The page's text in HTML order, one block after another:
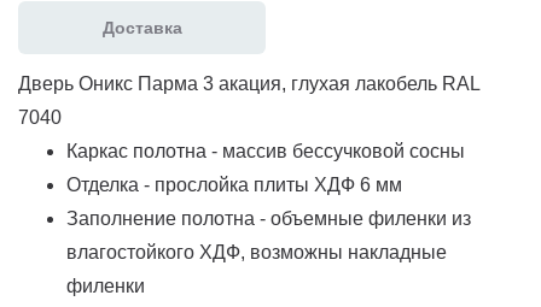
Доставка
Дверь Оникс Парма 3 акация, глухая лакобель RAL
7040
Каркас полотна - массив бессучковой сосны
Отделка - прослойка плиты ХДФ 6 мм
Заполнение полотна - объемные филенки из
влагостойкого ХДФ, возможны накладные
филенки